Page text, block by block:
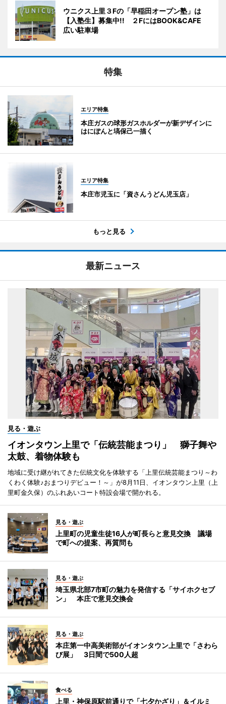
ウニクス上里３Fの「早稲田オープン塾」は
【入塾生】募集中!! ２FにはBOOK&CAFE
広い駐車場
特集
エリア特集
本庄ガスの球形ガスホルダーが新デザインに
はにぽんと塙保己一描く
エリア特集
本庄市児玉に「資さんうどん児玉店」
もっと見る
最新ニュース
見る・遊ぶ
イオンタウン上里で「伝統芸能まつり」 獅子舞や
太鼓、着物体験も
地域に受け継がれてきた伝統文化を体験する「上里伝統芸能まつり～わ
くわく体験♪おまつりデビュー！～」が8月11日、イオンタウン上里（上
里町金久保）のふれあいコート特設会場で開かれる。
見る・遊ぶ
上里町の児童生徒16人が町長らと意見交換 議場
で町への提案、再質問も
見る・遊ぶ
埼玉県北部7市町の魅力を発信する「サイホクセブ
ン」 本庄で意見交換会
見る・遊ぶ
本庄第一中高美術部がイオンタウン上里で「さわら
び展」 3日間で500人超
食べる
上里・神保原駅前通りで「七夕かざり」＆イルミ